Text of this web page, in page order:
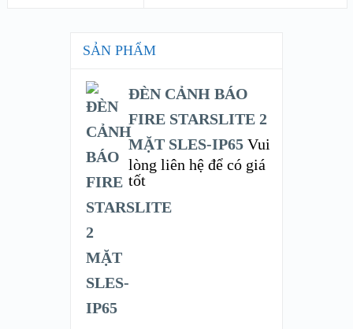
SẢN PHẨM
ĐÈN CẢNH BÁO
FIRE STARSLITE 2
MẶT SLES-IP65 Vui
lòng liên hệ để có giá
tốt